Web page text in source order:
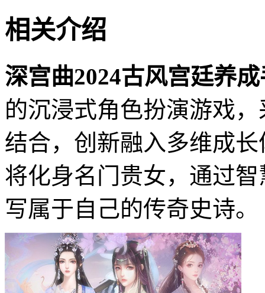
相关介绍
深宫曲2024古风宫廷养
的沉浸式角色扮演游戏
结合，创新融入多维成
将化身名门贵女，通过
写属于自己的传奇史诗。